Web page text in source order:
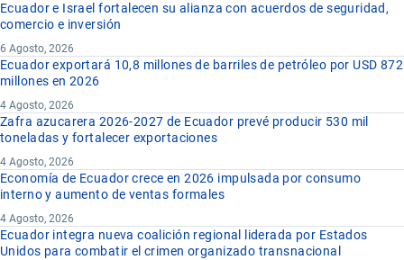
Ecuador e Israel fortalecen su alianza con acuerdos de seguridad,
comercio e inversión
6 Agosto, 2026
Ecuador exportará 10,8 millones de barriles de petróleo por USD 872
millones en 2026
4 Agosto, 2026
Zafra azucarera 2026-2027 de Ecuador prevé producir 530 mil
toneladas y fortalecer exportaciones
4 Agosto, 2026
Economía de Ecuador crece en 2026 impulsada por consumo
interno y aumento de ventas formales
4 Agosto, 2026
Ecuador integra nueva coalición regional liderada por Estados
Unidos para combatir el crimen organizado transnacional